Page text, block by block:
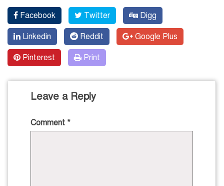
Facebook Twitter Digg
Linkedin Reddit Google Plus
Pinterest Print
Leave a Reply
Comment *